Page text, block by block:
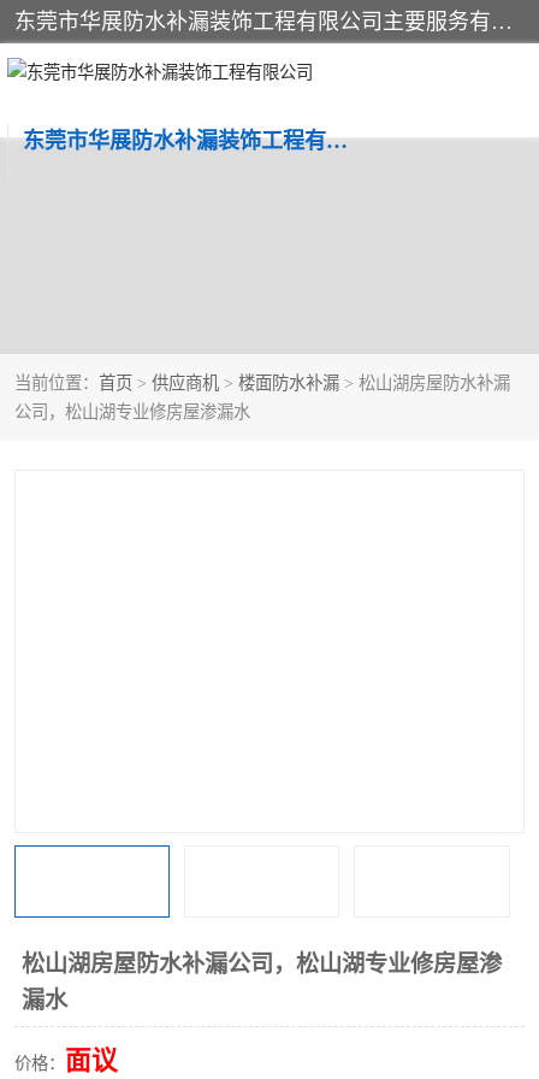
东莞市华展防水补漏装饰工程有限公司主要服务有：东莞防水补漏，东莞厂房防水补漏，东莞房屋渗漏水维修，楼面漏水维修，裂缝补漏，伸缩缝补漏，卫生间防水改造，厕所漏水补漏，外墙窗台补漏，电梯井堵漏，地下车库防水引水工程等
东莞市华展防水补漏装饰工程有限公司
当前位置： 首页 > 供应商机 > 楼面防水补漏 > 松山湖房屋防水补漏
公司，松山湖专业修房屋渗漏水
松山湖房屋防水补漏公司，松山湖专业修房屋渗
漏水
价格： 面议